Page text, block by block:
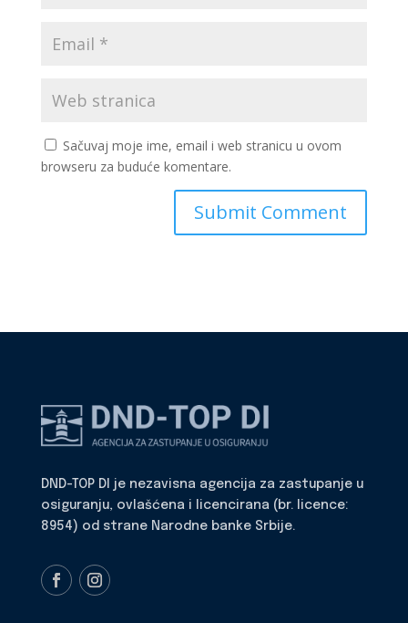
Sačuvaj moje ime, email i web stranicu u ovom
browseru za buduće komentare.
DND-TOP DI je nezavisna agencija za zastupanje u
osiguranju, ovlašćena i licencirana (br. licence:
8954) od strane Narodne banke Srbije.